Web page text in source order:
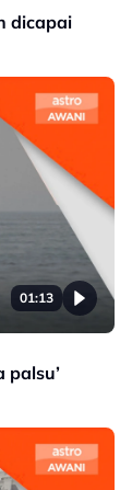
dicapai
01:13
palsu’